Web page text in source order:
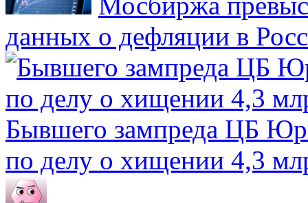
данных о дефляции в
Бывшего зампреда ЦБ
по делу о хищении 4,3